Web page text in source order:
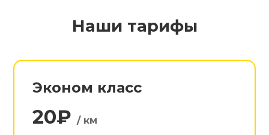
Наши тарифы
Эконом класс
20₽/ км